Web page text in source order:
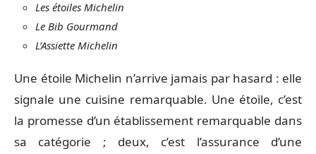
Les étoiles Michelin
Le Bib Gourmand
L’Assiette Michelin
Une étoile Michelin n’arrive jamais par hasard : elle
signale une cuisine remarquable. Une étoile, c’est
la promesse d’un établissement remarquable dans
sa catégorie ; deux, c’est l’assurance d’une